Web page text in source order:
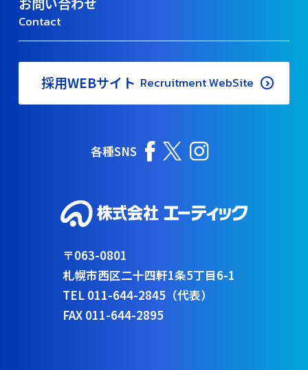
Contact
採用WEBサイト Recruitment WebSite
各種SNS
〒063-0801
札幌市西区二十四軒1条5丁目6-1
TEL 011-644-2845（代表）
FAX 011-644-2895